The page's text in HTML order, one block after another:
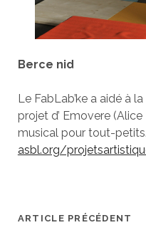
Berce nid
Le FabLab’ke a aidé à
projet d’ Emovere
musical pour tout-petits.
asbl.org/
ARTICLE PRÉCÉDENT